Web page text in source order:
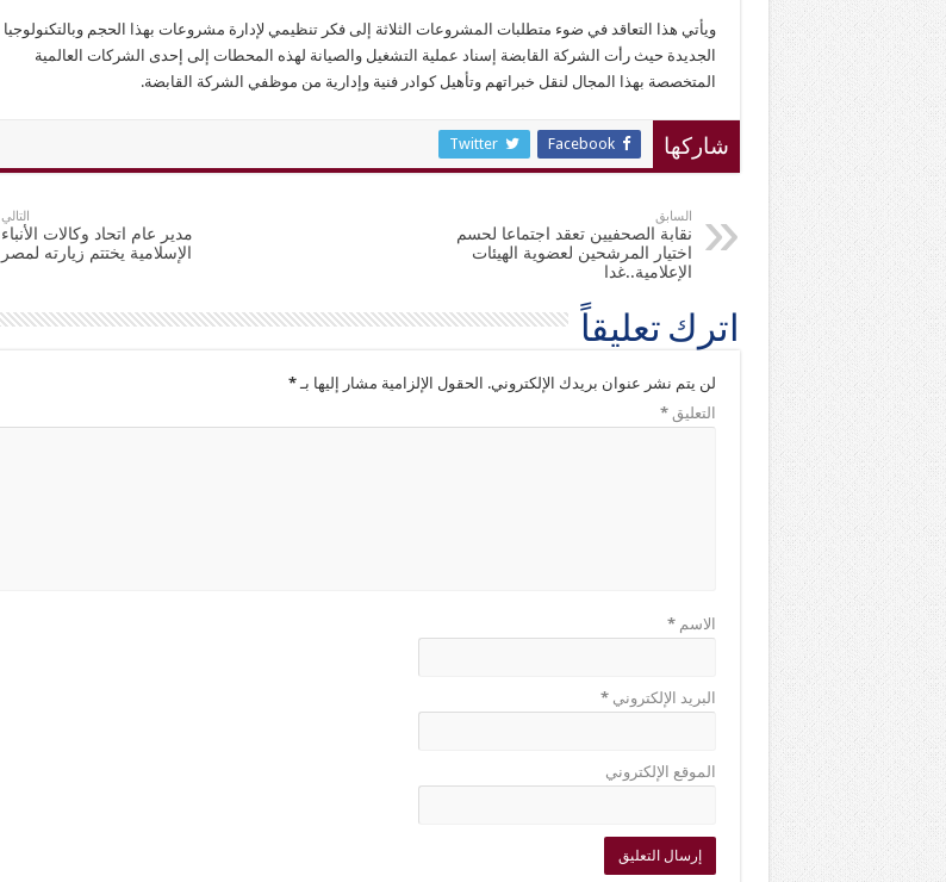
ويأتي هذا التعاقد في ضوء متطلبات المشروعات الثلاثة إلى فكر تنظيمي لإدارة مشروعات بهذا الحجم وبالتكنولوجيا
الجديدة حيث رأت الشركة القابضة إسناد عملية التشغيل والصيانة لهذه المحطات إلى إحدى الشركات العالمية
المتخصصة بهذا المجال لنقل خبراتهم وتأهيل كوادر فنية وإدارية من موظفي الشركة القابضة.
شاركها Facebook
Twitter
السابق
نقابة الصحفيين تعقد اجتماعا لحسم
اختيار المرشحين لعضوية الهيئات
الإعلامية..غدا
التالي
مدير عام اتحاد وكالات الأنباء
الإسلامية يختتم زيارته لمصر
اترك تعليقاً
لن يتم نشر عنوان بريدك الإلكتروني. الحقول الإلزامية مشار إليها بـ*
التعليق*
الاسم*
البريد الإلكتروني*
الموقع الإلكتروني